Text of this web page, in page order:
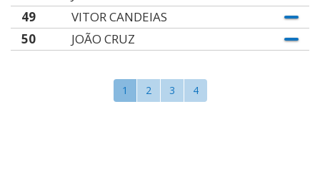
49
VITOR CANDEIAS
50
JOÃO CRUZ
1 2 3 4